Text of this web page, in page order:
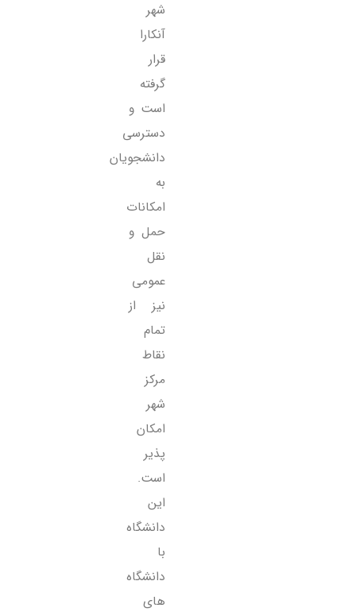
شهر
آنکارا
قرار
گرفته
است و
دسترسی
دانشجویان
به
امکانات
حمل و
نقل
عمومی
نیز از
تمام
نقاط
مرکز
شهر
امکان
پذیر
است.
این
دانشگاه
با
دانشگاه
های